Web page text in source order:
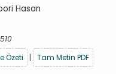
Hasan
Özeti
| Tam Metin PDF